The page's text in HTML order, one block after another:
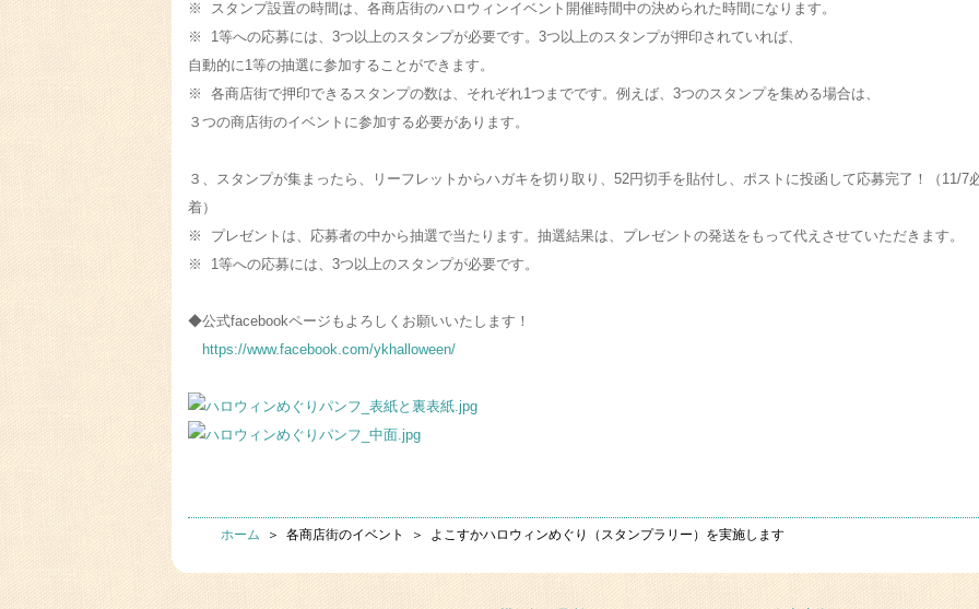
※ スタンプ設置の時間は、各商店街のハロウィンイベント開催時間中の決められた時間になります。
※ 1等への応募には、3つ以上のスタンプが必要です。3つ以上のスタンプが押印されていれば、
自動的に1等の抽選に参加することができます。
※ 各商店街で押印できるスタンプの数は、それぞれ1つまでです。例えば、3つのスタンプを集める場合は、
３つの商店街のイベントに参加する必要があります。
３、スタンプが集まったら、リーフレットからハガキを切り取り、52円切手を貼付し、ポストに投函して応募完了！（11/7
着）
※ プレゼントは、応募者の中から抽選で当たります。抽選結果は、プレゼントの発送をもって代えさせていただきます。
※ 1等への応募には、3つ以上のスタンプが必要です。
◆公式facebookページもよろしくお願いいたします！
https://www.facebook.com/ykhalloween/
ホーム ＞ 各商店街のイベント ＞ よこすかハロウィンめぐり（スタンプラリー）を実施します